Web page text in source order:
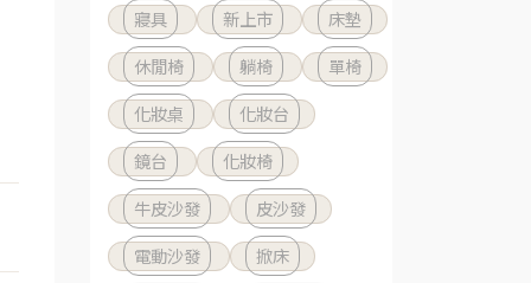
寢具
新上市
床墊
休閒椅
躺椅
單椅
化妝桌
化妝台
鏡台
化妝椅
牛皮沙發
皮沙發
電動沙發
掀床